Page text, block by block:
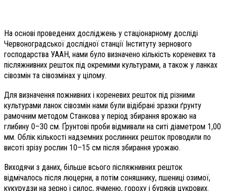
На основі проведених досліджень у стаціонарному досліді
Червоноградської дослідної станції Інституту зернового
господарства УААН, нами було визначено кількість кореневих та
післяжнивних решток під окремими культурами, а також у ланках
сівозмін та сівозмінах у цілому.
Для визначення пожнивних і кореневих решток під різними
культурами ланок сівозмін нами були відібрані зразки ґрунту
рамочним методом Станкова у період збирання врожаю на
глибину 0–30 см. Ґрунтові проби відмивали на ситі діаметром 1,00
мм. Облік кількості надземних рослинних решток проводили по
висоті зрізу рослин 10–15 см після збирання урожаю.
Виходячи з даних, більше всього післяжнивних решток
відмічалось після люцерни, а потім соняшнику, пшениці озимої,
кукурудзи на зерно і силос, ячменю, гороху і буряків цукрових.